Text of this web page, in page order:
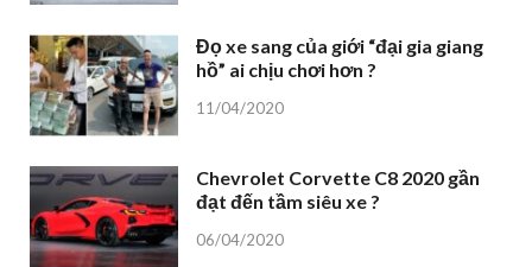
Đọ xe sang của giới “đại gia giang
hồ” ai chịu chơi hơn ?
11/04/2020
Chevrolet Corvette C8 2020 gần
đạt đến tầm siêu xe ?
06/04/2020